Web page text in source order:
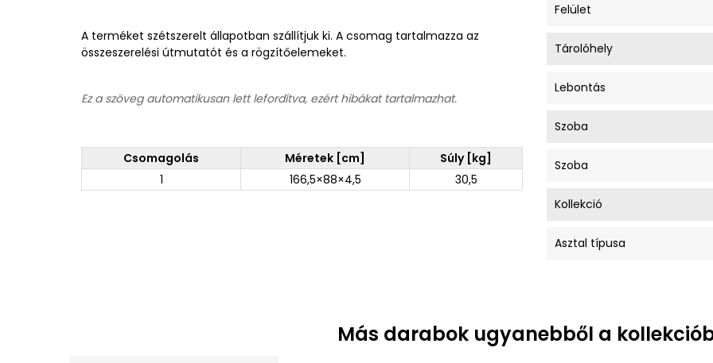
A terméket szétszerelt állapotban szállítjuk ki. A csomag tartalmazza az
összeszerelési útmutatót és a rögzítőelemeket.
Ez a szöveg automatikusan lett lefordítva, ezért hibákat tartalmazhat.
Csomagolás Méretek [cm]
Súly [kg]
1
166,5×88×4,5 30,5
Felület
Tárolóhely
Lebontás
Szoba
Szoba
Kollekció
Asztal típusa
Más darabok ugyanebből a